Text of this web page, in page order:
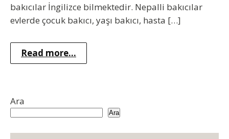
bakıcılar İngilizce bilmektedir. Nepalli bakıcılar
evlerde çocuk bakıcı, yaşı bakıcı, hasta […]
Read more...
Ara
Ara